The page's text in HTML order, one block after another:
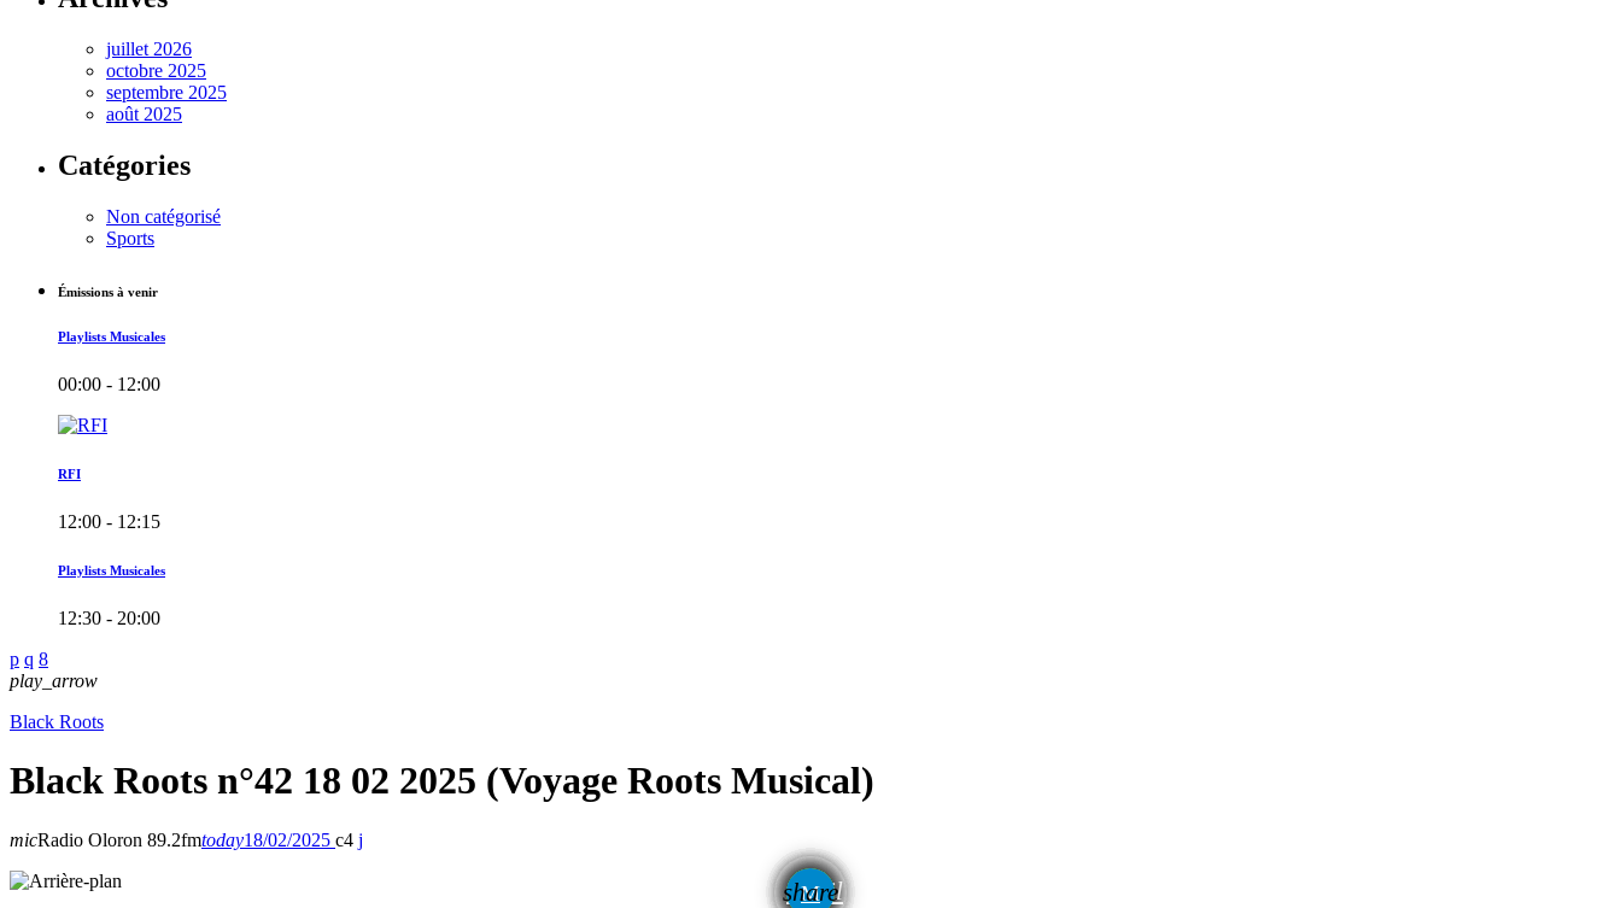
juillet 2026
octobre 2025
septembre 2025
août 2025
Catégories
Non catégorisé
Sports
Émissions à venir
Playlists Musicales
00:00 - 12:00
RFI
12:00 - 12:15
Playlists Musicales
12:30 - 20:00
play_arrow
Black Roots
Black Roots n°42 18 02 2025 (Voyage Roots Musical)
micRadio Oloron 89.2fmtoday18/02/2025 4
share
email